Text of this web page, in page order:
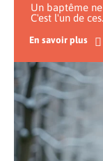
Un baptême
C'est l'un de ces
En savoir plus